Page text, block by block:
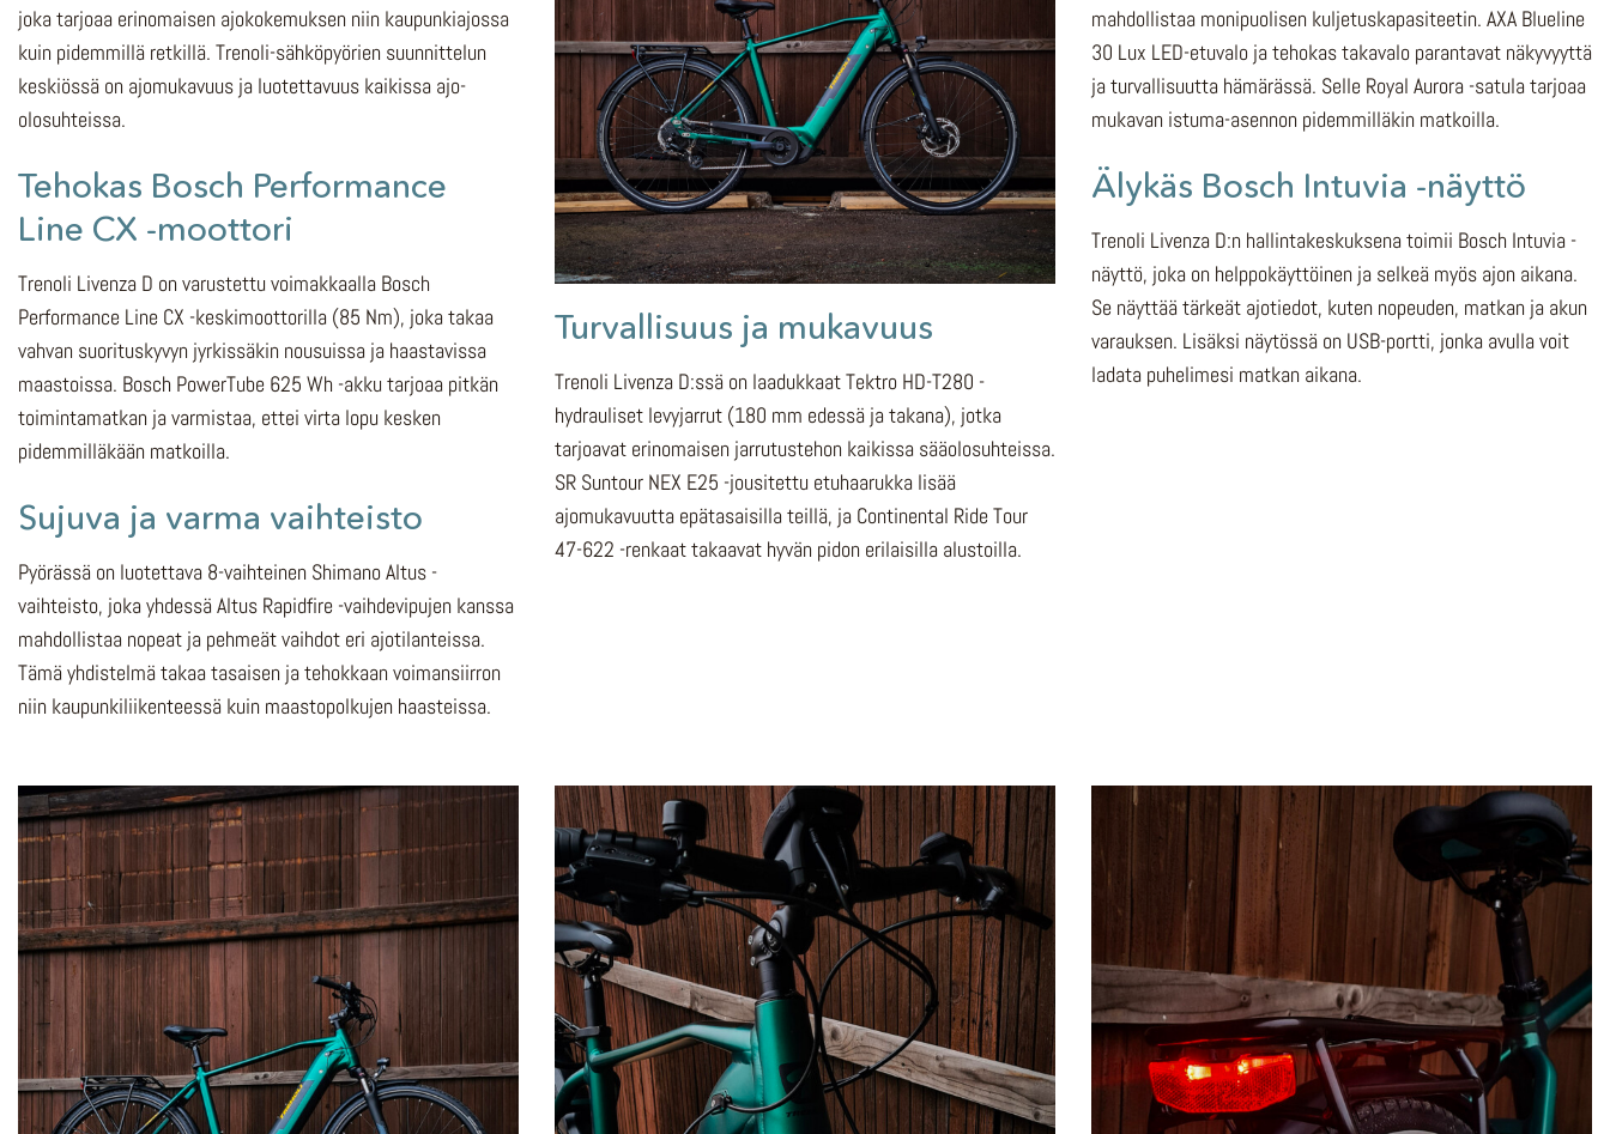
joka tarjoaa erinomaisen ajokokemuksen niin kaupunkiajossa
kuin pidemmillä retkillä. Trenoli-sähköpyörien suunnittelun
keskiössä on ajomukavuus ja luotettavuus kaikissa ajo-
olosuhteissa.
Tehokas Bosch Performance
Line CX -moottori
Trenoli Livenza D on varustettu voimakkaalla Bosch
Performance Line CX -keskimoottorilla (85 Nm), joka takaa
vahvan suorituskyvyn jyrkissäkin nousuissa ja haastavissa
maastoissa. Bosch PowerTube 625 Wh -akku tarjoaa pitkän
toimintamatkan ja varmistaa, ettei virta lopu kesken
pidemmilläkään matkoilla.
Sujuva ja varma vaihteisto
Pyörässä on luotettava 8-vaihteinen Shimano Altus -
vaihteisto, joka yhdessä Altus Rapidfire -vaihdevipujen kanssa
mahdollistaa nopeat ja pehmeät vaihdot eri ajotilanteissa.
Tämä yhdistelmä takaa tasaisen ja tehokkaan voimansiirron
niin kaupunkiliikenteessä kuin maastopolkujen haasteissa.
Turvallisuus ja mukavuus
Trenoli Livenza D:ssä on laadukkaat Tektro HD-T280 -
hydrauliset levyjarrut (180 mm edessä ja takana), jotka
tarjoavat erinomaisen jarrutustehon kaikissa sääolosuhteissa.
SR Suntour NEX E25 -jousitettu etuhaarukka lisää
ajomukavuutta epätasaisilla teillä, ja Continental Ride Tour
47-622 -renkaat takaavat hyvän pidon erilaisilla alustoilla.
mahdollistaa monipuolisen kuljetuskapasiteetin. AXA Blueline
30 Lux LED-etuvalo ja tehokas takavalo parantavat näkyvyyttä
ja turvallisuutta hämärässä. Selle Royal Aurora -satula tarjoaa
mukavan istuma-asennon pidemmilläkin matkoilla.
Älykäs Bosch Intuvia -näyttö
Trenoli Livenza D:n hallintakeskuksena toimii Bosch Intuvia -
näyttö, joka on helppokäyttöinen ja selkeä myös ajon aikana.
Se näyttää tärkeät ajotiedot, kuten nopeuden, matkan ja akun
varauksen. Lisäksi näytössä on USB-portti, jonka avulla voit
ladata puhelimesi matkan aikana.